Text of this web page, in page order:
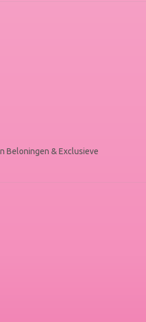
Beloningen & Exclusieve